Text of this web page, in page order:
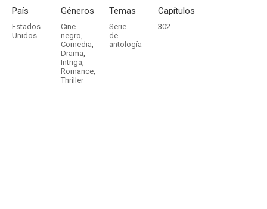
País
Estados
Unidos
Géneros
Cine
negro,
Comedia,
Drama,
Intriga,
Romance,
Thriller
Temas
Serie
de
antología
Capítulos
302